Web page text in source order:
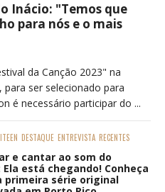
Inácio: "Temos que
para nós e o mais
da Canção 2023" na
para ser selecionado para
é necessário participar do ...
DESTAQUE ENTREVISTA RECENTES
e cantar ao som do
está chegando! Conheça
primeira série original